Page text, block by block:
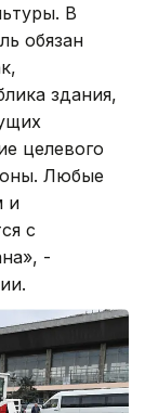
В
обязан
здания,
целевого
Любые
и
с
-